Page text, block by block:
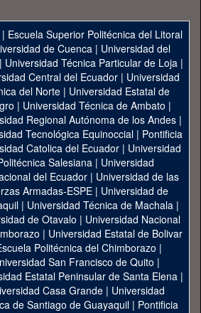
Escuela Superior Politécnica del Litoral
de Cuenca| Universidad del
Universidad Técnica Particular de Loja|
Central del Ecuador| Universidad
del Norte | Universidad Estatal de
| Universidad Técnica de Ambato |
Regional Autónoma de los Andes|
Tecnológica Equinoccial| Pontificia
Catolica del Ecuador | Universidad
Salesiana | Universidad
del Ecuador | Universidad de las
Armadas-ESPE | Universidad de
| Universidad Técnica de Machala|
de Otavalo | Universidad Nacional
| Universidad Estatal de Bolivar
Politécnica del Chimborazo |
San Francisco de Quito |
Estatal Peninsular de Santa Elena|
Casa Grande | Universidad
de Santiago de Guayaquil| Pontificia